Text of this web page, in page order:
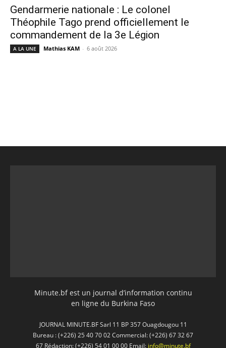
Gendarmerie nationale : Le colonel
Théophile Tago prend officiellement le
commandement de la 3e Légion
A LA UNE Mathias KAM - 6 août 2026
Minute.bf est un journal d’information continu
en ligne du Burkina Faso
JOURNAL MINUTE.BF Sarl 11 BP 357 Ouagdougou 11
Bureau : (+226) 25 40 70 02 Commercial: (+226) 67 32 67
67 Rédaction: (+226) 54 01 00 00 Email: info@minute.bf